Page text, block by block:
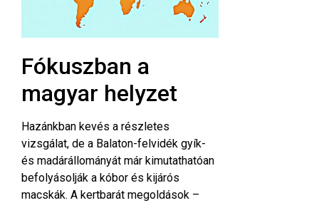
Fókuszban a
magyar helyzet
Hazánkban kevés a részletes
vizsgálat, de a Balaton-felvidék gyík-
és madárállományát már kimutathatóan
befolyásolják a kóbor és kijárós
macskák. A kertbarát megoldások –